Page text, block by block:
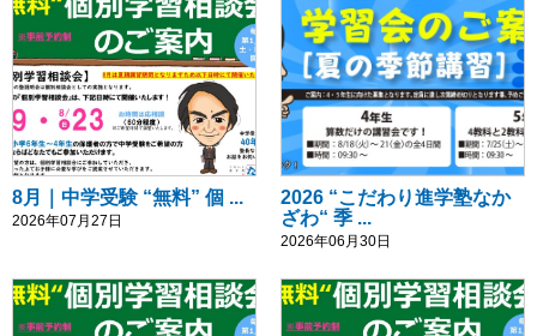
8月｜中学受験 “無料” 個 ...
2026年07月27日
2026 “こだわり進学塾なか
ざわ“ 季 ...
2026年06月30日